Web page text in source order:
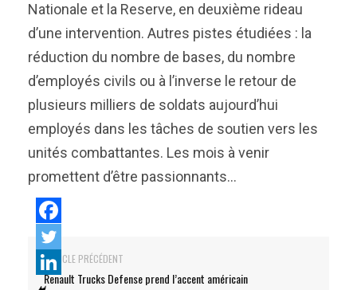
Nationale et la Reserve, en deuxième rideau
d’une intervention. Autres pistes étudiées : la
réduction du nombre de bases, du nombre
d’employés civils ou à l’inverse le retour de
plusieurs milliers de soldats aujourd’hui
employés dans les tâches de soutien vers les
unités combattantes. Les mois à venir
promettent d’être passionnants…
ARTICLE PRÉCÉDENT
Renault Trucks Defense prend l’accent américain